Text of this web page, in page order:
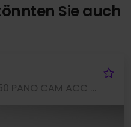
Sie auch
Golf VIII 1.5 eTSI EDITION 50 PANO CAM ACC LM18